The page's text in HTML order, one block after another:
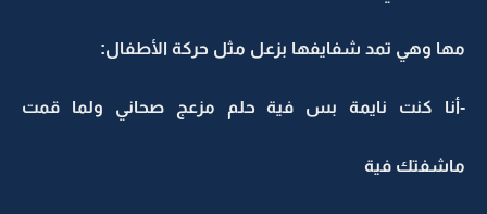
مها وهي تمد شفايفها بزعل مثل حركة الأطفال:
-أنا كنت نايمة بس فية حلم مزعج صحاني ولما قمت
ماشفتك فية